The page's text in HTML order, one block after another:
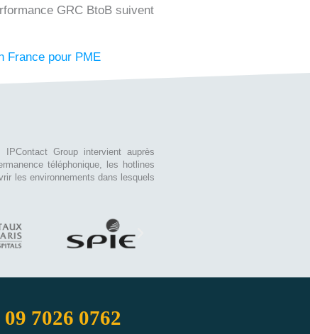
GRC BtoB suivent
France pour PME
Group intervient auprès
téléphonique, les hotlines
les environnements dans lesquels
09 7026 0762